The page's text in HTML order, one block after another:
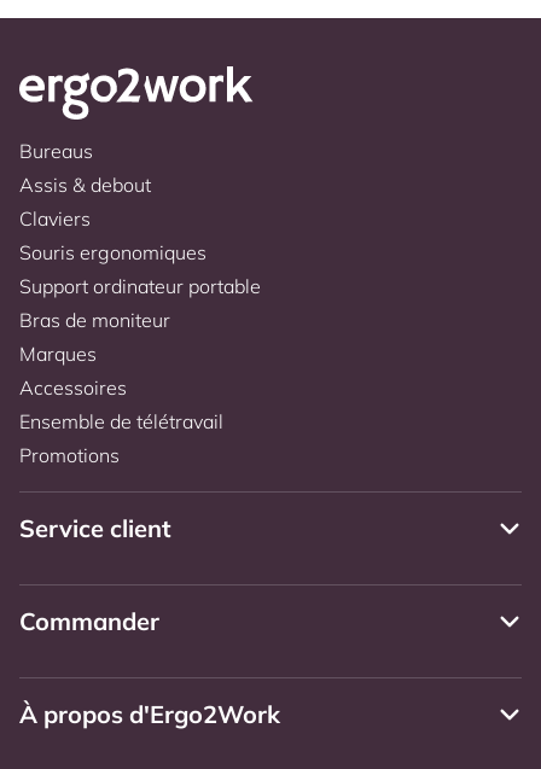
Bureaus
Assis & debout
Claviers
Souris ergonomiques
Support ordinateur portable
Bras de moniteur
Marques
Accessoires
Ensemble de télétravail
Promotions
Service client
Commander
À propos d'Ergo2Work